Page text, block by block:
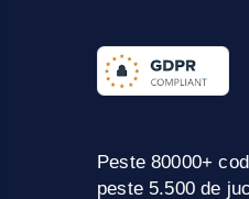
Peste 80000+
peste 5.500 de